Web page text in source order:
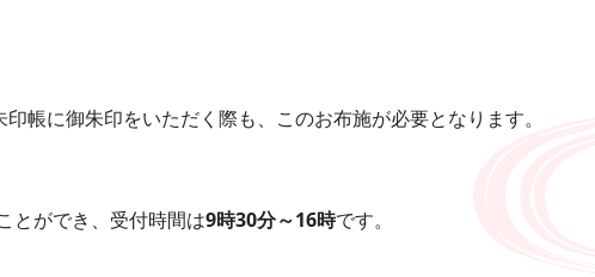
印帳に御朱印をいただく際も、このお布施が必要となります。
とができ、受付時間は9時30分～16時です。